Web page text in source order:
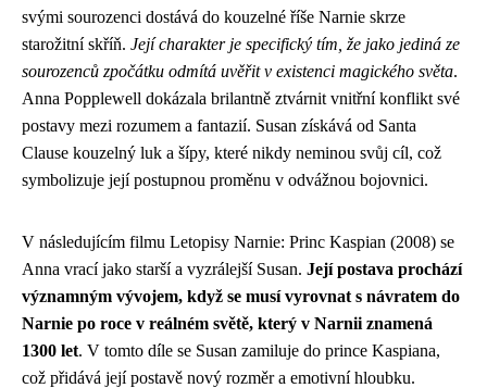
svými sourozenci dostává do kouzelné říše Narnie skrze
starožitní skříň. Její charakter je specifický tím, že jako jediná ze
sourozenců zpočátku odmítá uvěřit v existenci magického světa.
Anna Popplewell dokázala brilantně ztvárnit vnitřní konflikt své
postavy mezi rozumem a fantazií. Susan získává od Santa
Clause kouzelný luk a šípy, které nikdy neminou svůj cíl, což
symbolizuje její postupnou proměnu v odvážnou bojovnici.
V následujícím filmu Letopisy Narnie: Princ Kaspian (2008) se
Anna vrací jako starší a vyzrálejší Susan. Její postava prochází
významným vývojem, když se musí vyrovnat s návratem do
Narnie po roce v reálném světě, který v Narnii znamená
1300 let. V tomto díle se Susan zamiluje do prince Kaspiana,
což přidává její postavě nový rozměr a emotivní hloubku.